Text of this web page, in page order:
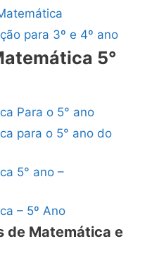
para 3º e 4º ano
5°
Para o 5° ano
para o 5° ano do
5° ano –
– 5º Ano
de Matemática e